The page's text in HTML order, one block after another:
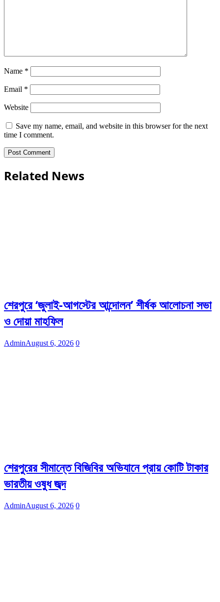
Name *
Email *
Website
Save my name, email, and website in this browser for the next
time I comment.
Related News
শেরপুরে ‘জুলাই-আগস্টের আন্দোলন’ শীর্ষক আলোচনা সভা
ও দোয়া মাহফিল
AdminAugust 6, 2026 0
শেরপুরের সীমান্তে বিজিবির অভিযানে প্রায় কোটি টাকার
ভারতীয় ওষুধ জব্দ
AdminAugust 6, 2026 0